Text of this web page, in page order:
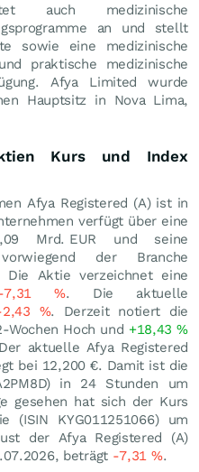
auch medizinische
an und stellt
sowie eine medizinische
praktische medizinische
Afya Limited wurde
Hauptsitz in Nova Lima,
Kurs und Index
Afya Registered (A) ist in
verfügt über eine
Mrd. EUR und seine
der Branche
Die Aktie verzeichnet eine
7,31%. Die aktuelle
%. Derzeit notiert die
Hoch und +18,43%
aktuelle Afya Registered
bei 12,200 €. Damit ist die
in 24 Stunden um
gesehen hat sich der Kurs
(ISIN KYG011251066) um
der Afya Registered (A)
beträgt -7,31 %.